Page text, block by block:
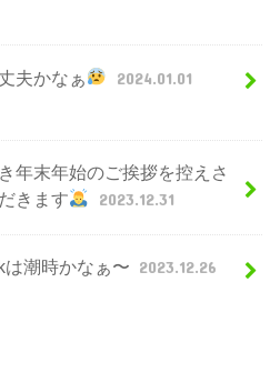
夫かなぁ 2024.01.01
年末年始のご挨拶を控えさ
きます
2023.12.31
は潮時かなぁ〜 2023.12.26